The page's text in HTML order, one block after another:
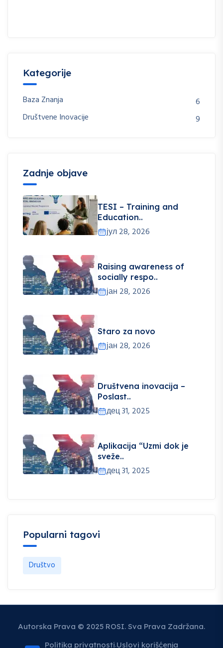
Kategorije
Baza Znanja
6
Društvene Inovacije
9
Zadnje objave
TESI – Training and
Education..
јул 28, 2026
Raising awareness of
socially respo..
јан 28, 2026
Staro za novo
јан 28, 2026
Društvena inovacija –
Poslast..
дец 31, 2025
Aplikacija “Uzmi dok je
sveže..
дец 31, 2025
Popularni tagovi
Društvo
Autorska Prava © 2025 ROSI. Sva Prava Zadržana.
Politika privatnosti Uslovi korišćenja